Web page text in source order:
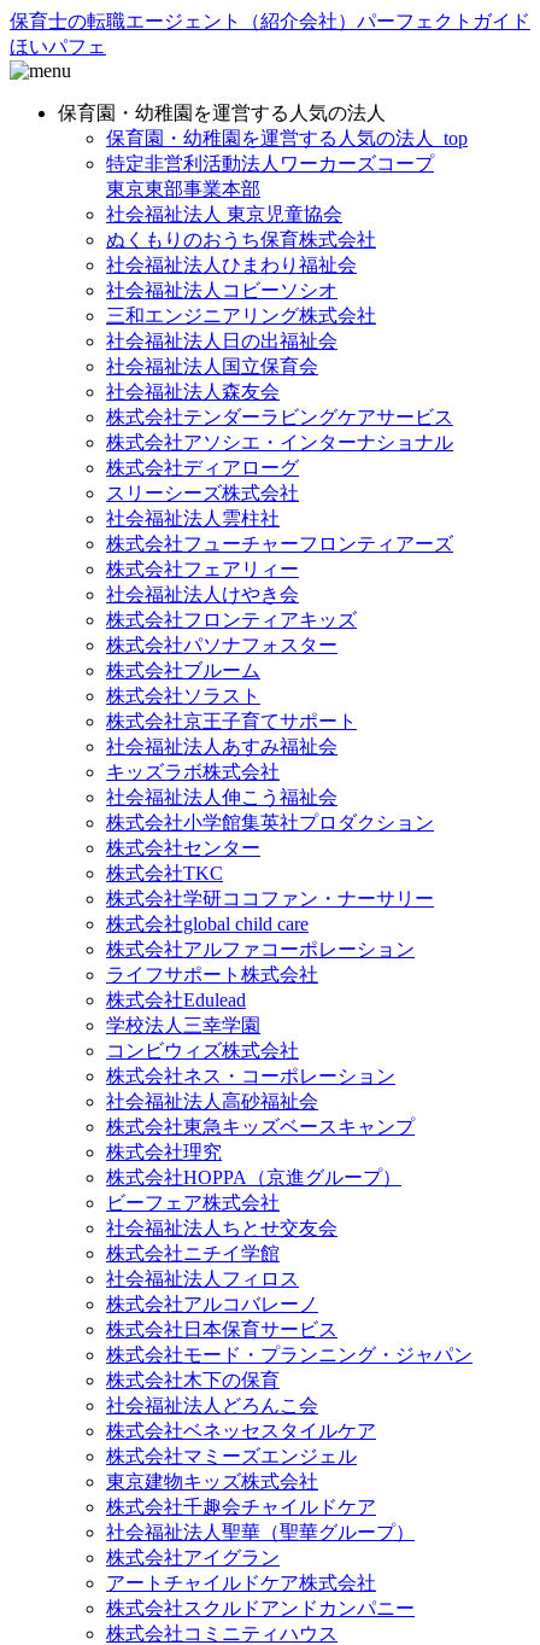
保育士の転職エージェント（紹介会社）パーフェクトガイド
ほいパフェ
保育園・幼稚園を運営する人気の法人
保育園・幼稚園を運営する人気の法人_top
特定非営利活動法人ワーカーズコープ
東京東部事業本部
社会福祉法人 東京児童協会
ぬくもりのおうち保育株式会社
社会福祉法人ひまわり福祉会
社会福祉法人コビーソシオ
三和エンジニアリング株式会社
社会福祉法人日の出福祉会
社会福祉法人国立保育会
社会福祉法人森友会
株式会社テンダーラビングケアサービス
株式会社アソシエ・インターナショナル
株式会社ディアローグ
スリーシーズ株式会社
社会福祉法人雲柱社
株式会社フューチャーフロンティアーズ
株式会社フェアリィー
社会福祉法人けやき会
株式会社フロンティアキッズ
株式会社パソナフォスター
株式会社ブルーム
株式会社ソラスト
株式会社京王子育てサポート
社会福祉法人あすみ福祉会
キッズラボ株式会社
社会福祉法人伸こう福祉会
株式会社小学館集英社プロダクション
株式会社センター
株式会社TKC
株式会社学研ココファン・ナーサリー
株式会社global child care
株式会社アルファコーポレーション
ライフサポート株式会社
株式会社Edulead
学校法人三幸学園
コンビウィズ株式会社
株式会社ネス・コーポレーション
社会福祉法人高砂福祉会
株式会社東急キッズベースキャンプ
株式会社理究
株式会社HOPPA（京進グループ）
ビーフェア株式会社
社会福祉法人ちとせ交友会
株式会社ニチイ学館
社会福祉法人フィロス
株式会社アルコバレーノ
株式会社日本保育サービス
株式会社モード・プランニング・ジャパン
株式会社木下の保育
社会福祉法人どろんこ会
株式会社ベネッセスタイルケア
株式会社マミーズエンジェル
東京建物キッズ株式会社
株式会社千趣会チャイルドケア
社会福祉法人聖華（聖華グループ）
株式会社アイグラン
アートチャイルドケア株式会社
株式会社スクルドアンドカンパニー
株式会社コミニティハウス